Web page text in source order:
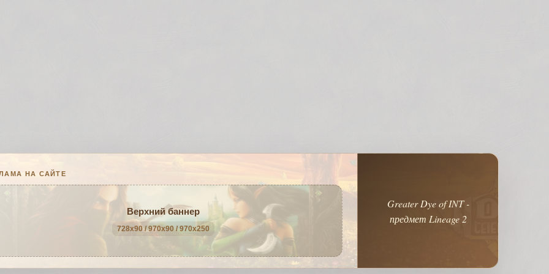
НА САЙТЕ
Верхний баннер
728x90 / 970x90 / 970x250
Greater Dye of INT -
предмет Lineage 2